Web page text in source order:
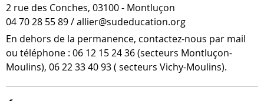
2 rue des Conches, 03100 - Montluçon
04 70 28 55 89 / allier@sudeducation.org
En dehors de la per­ma­nence, contactez-​nous par mail
ou télé­phone : 06 12 15 24 36 (sec­teurs Montluçon-​
Moulins), 06 22 33 40 93 ( sec­teurs Vichy-Moulins).